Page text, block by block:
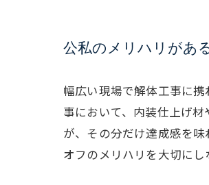
公私のメリハリがあ
幅広い現場で解体工事に
事において、内装仕上げ
が、その分だけ達成感を
オフのメリハリを大切にし